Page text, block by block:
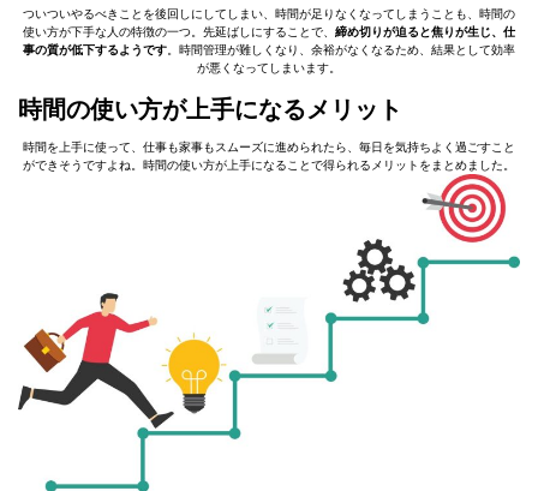
ついついやるべきことを後回しにしてしまい、時間が足りなくなってしまうことも、時間の
使い方が下手な人の特徴の一つ。先延ばしにすることで、 締め切りが迫ると焦りが生じ、仕
事の質が低下するようです 。時間管理が難しくなり、余裕がなくなるため、結果として効率
が悪くなってしまいます。
時間の使い方が上手になるメリット
時間を上手に使って、仕事も家事もスムーズに進められたら、毎日を気持ちよく過ごすこと
ができそうですよね。時間の使い方が上手になることで得られるメリットをまとめました。